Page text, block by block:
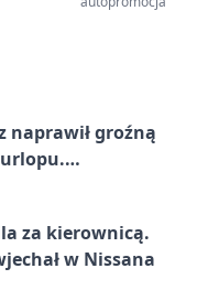
naprawił groźną
za kierownicą.
w Nissana